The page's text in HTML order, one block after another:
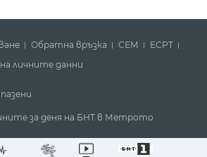
Обратна връзка СЕМ
ECPT
личните данни
за деня на БНТ в Метрото